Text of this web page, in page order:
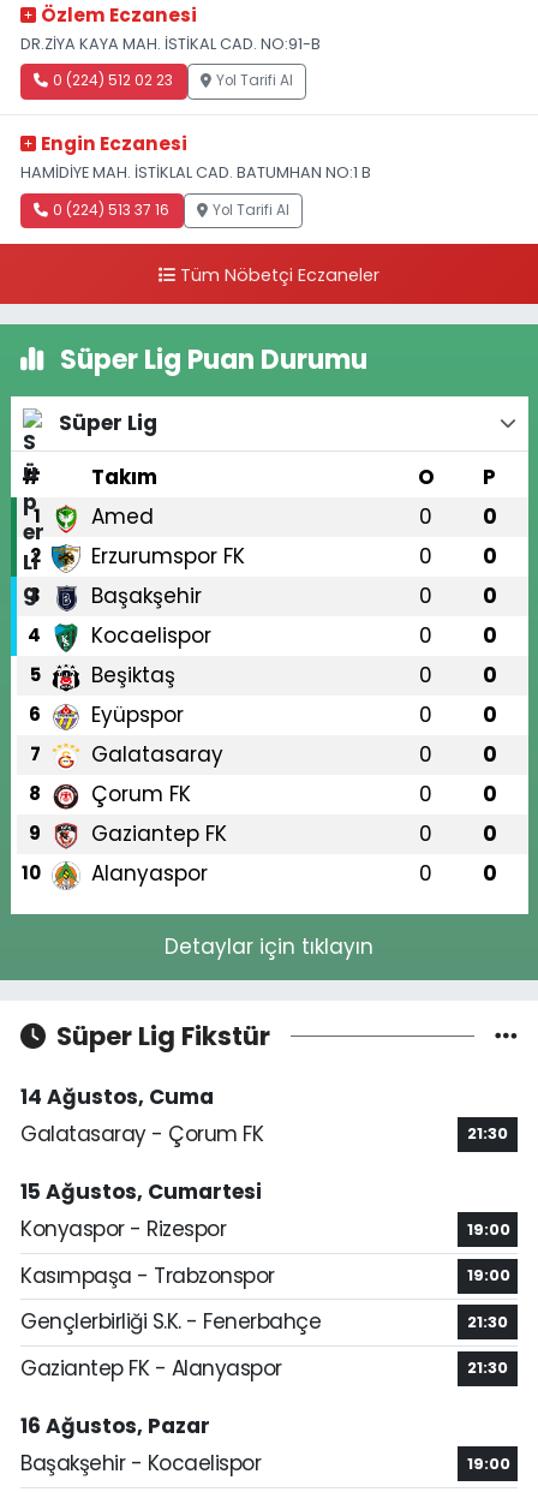
Özlem Eczanesi
DR.ZİYA KAYA MAH. İSTİKAL CAD. NO:91-B
0 (224) 512 02 23 Yol Tarifi Al
Engin Eczanesi
HAMİDİYE MAH. İSTİKLAL CAD. BATUMHAN NO:1 B
0 (224) 513 37 16 Yol Tarifi Al
Tüm Nöbetçi Eczaneler
Süper Lig Puan Durumu
Süper Lig
#
Takım O P
1 Amed 0 0
2 Erzurumspor FK 0 0
3 Başakşehir 0 0
4 Kocaelispor 0 0
5 Beşiktaş 0 0
6 Eyüpspor 0 0
7 Galatasaray 0 0
8 Çorum FK 0 0
9 Gaziantep FK 0 0
10 Alanyaspor 0 0
Detaylar için tıklayın
Süper Lig Fikstür
14 Ağustos, Cuma
Galatasaray - Çorum FK
21:30
15 Ağustos, Cumartesi
Konyaspor - Rizespor
19:00
Kasımpaşa - Trabzonspor 19:00
Gençlerbirliği S.K. - Fenerbahçe 21:30
Gaziantep FK - Alanyaspor 21:30
16 Ağustos, Pazar
Başakşehir - Kocaelispor
19:00